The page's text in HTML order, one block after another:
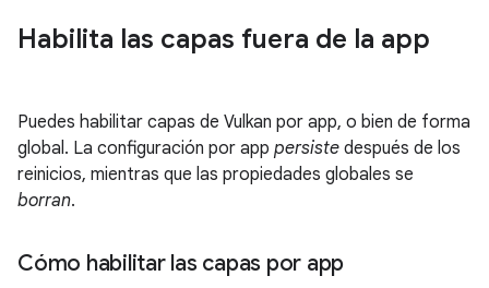
Habilita las capas fuera de la app
Puedes habilitar capas de Vulkan por app, o bien de forma
global. La configuración por app persiste después de los
reinicios, mientras que las propiedades globales se
borran.
Cómo habilitar las capas por app